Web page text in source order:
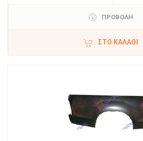
ΠΡΟΒΟΛΗ
ΣΤΟ ΚΑΛΆΘΙ